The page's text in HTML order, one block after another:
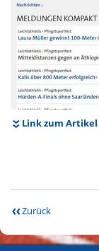
Link zum Artikel
Zurück